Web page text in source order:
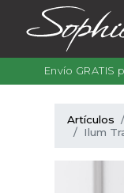
Envío GRATIS
Artículos
Ilum